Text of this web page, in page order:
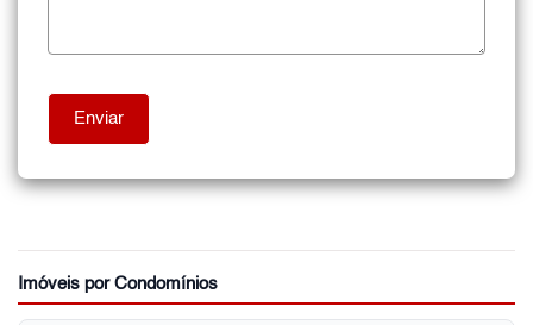
Imóveis por Condomínios